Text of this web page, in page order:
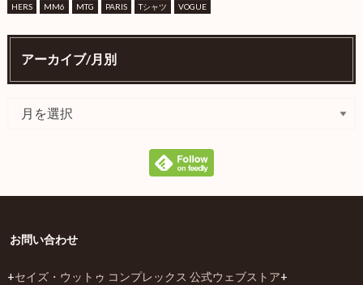
HERS MM6 MTG PARIS Tシャツ VOGUE
アーカイブ/月別
お問い合わせ
+セイズ・ウットゥ コンプレックス 公式ウェブストア+